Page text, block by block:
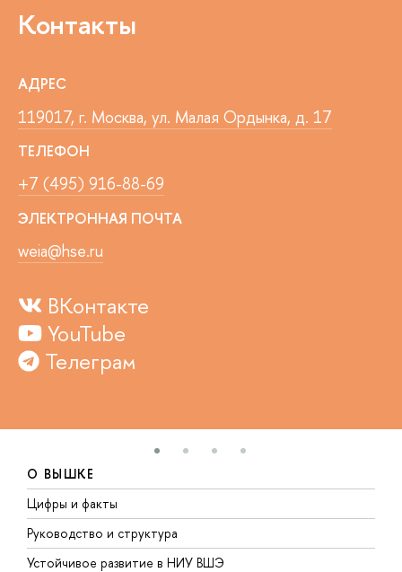
Контакты
АДРЕС
119017, г. Москва, ул. Малая Ордынка, д. 17
ТЕЛЕФОН
+7 (495) 916-88-69
ЭЛЕКТРОННАЯ ПОЧТА
weia@hse.ru
ВКонтакте
YouTube
Телеграм
О ВЫШКЕ
Цифры и факты
Руководство и структура
Устойчивое развитие в НИУ ВШЭ